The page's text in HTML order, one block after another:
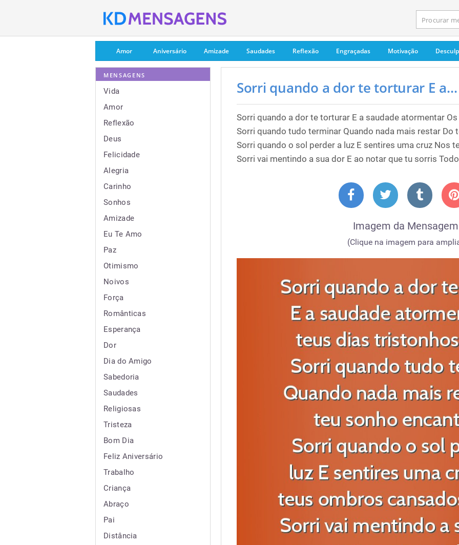
Amor Aniversário Amizade Saudades Reflexão Engraçadas Motivação
MENSAGENS
Vida
Amor
Reflexão
Deus
Felicidade
Alegria
Carinho
Sonhos
Amizade
Eu Te Amo
Paz
Otimismo
Noivos
Força
Românticas
Esperança
Dor
Dia do Amigo
Sabedoria
Saudades
Religiosas
Tristeza
Bom Dia
Feliz Aniversário
Trabalho
Criança
Abraço
Pai
Distância
Sorri quando a dor te torturar E a...
Sorri quando a dor te torturar E a saudade atormentar
Sorri quando tudo terminar Quando nada mais restar Do
Sorri quando o sol perder a luz E sentires uma cruz Nos
Sorri vai mentindo a sua dor E ao notar que tu sorris
Imagem da
(Clique na imagem para